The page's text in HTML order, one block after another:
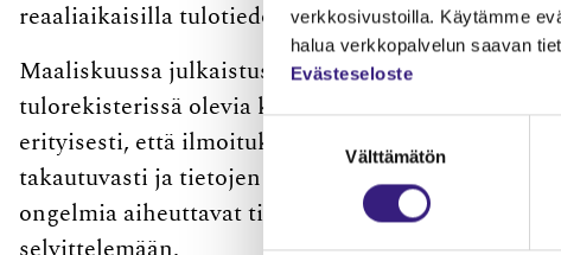
verkkosivustoilla. Käytämme
halua verkkopalvelun saavan
Evästeseloste
Välttämätön
reaaliaikaisilla tulotiedoilla.
Maaliskuussa julkaistussa raportissa ­tuotiin
tulorekisterissä olevia kehityskohteita.
erityisesti, että ilmoituksia joudutaan tekemään
takautuvasti ja tietojen korjaaminen ja
ongelmia aiheuttavat tietojen oikeellisuudessa ja
selvittelemään.